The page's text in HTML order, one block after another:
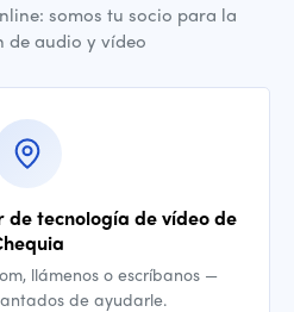
somos tu socio para la
de audio y vídeo
tecnología de vídeo de
llámenos o escríbanos —
de ayudarle.